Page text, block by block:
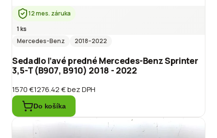
12 mes. záruka
1 ks
Mercedes-Benz
2018–2022
Sedadlo ľavé predné Mercedes-Benz Sprinter
3,5-T (B907, B910) 2018 - 2022
1570 €1276.42 €bez DPH
Do košíka